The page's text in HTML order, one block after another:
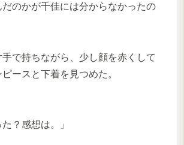
だのかが千佳には分からなかったの
で持ちながら、少し顔を赤くして
ースと下着を見つめた。
？感想は。」